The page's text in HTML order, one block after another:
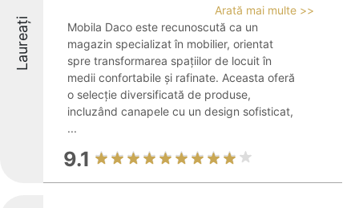
Laureați
Arată mai multe >>
Mobila Daco este recunoscută ca un
magazin specializat în mobilier, orientat
spre transformarea spațiilor de locuit în
medii confortabile și rafinate. Aceasta oferă
o selecție diversificată de produse,
incluzând canapele cu un design sofisticat,
...
9.1